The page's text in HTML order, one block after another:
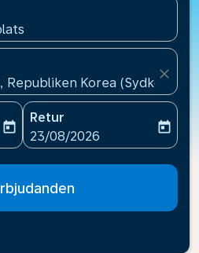
Republiken Korea (Sydkorea)
close
date-aria-label
today
Retur
fc-booking-return-date-
23/08/2026
today